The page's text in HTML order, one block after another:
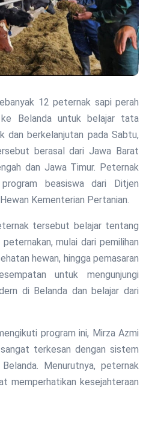
Belanda untuk belajar tata
dan berkelanjutan pada Sabtu,
berasal dari Jawa Barat
dan Jawa Timur. Peternak
beasiswa dari Ditjen
Kementerian Pertanian.
tersebut belajar tentang
mulai dari pemilihan
hewan, hingga pemasaran
untuk mengunjungi
di Belanda dan belajar dari
program ini, Mirza Azmi
terkesan dengan sistem
Menurutnya, peternak
memperhatikan kesejahteraan